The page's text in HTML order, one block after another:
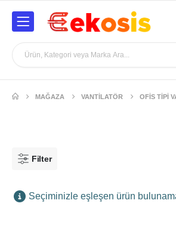
MAĞAZA VANTILATÖR OFIS TIPI
Filter
Seçiminizle eşleşen ürün